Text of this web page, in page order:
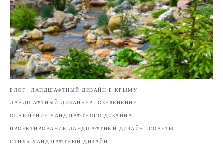
БЛОГ ЛАНДШАФТНЫЙ ДИЗАЙН В КРЫМУ
ЛАНДШАФТНЫЙ ДИЗАЙНЕР ОЗЕЛЕНЕНИЕ
ОСВЕЩЕНИЕ ЛАНДШАФТНОГО ДИЗАЙНА
ПРОЕКТИРОВАНИЕ ЛАНДШАФТНЫЙ ДИЗАЙН СОВЕТЫ
СТИЛЬ ЛАНДШАФТНЫЙ ДИЗАЙН